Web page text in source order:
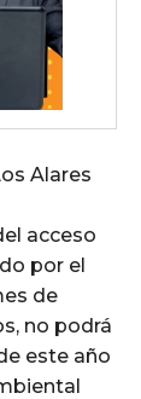
Alares
acceso
por el
de
no podrá
este año